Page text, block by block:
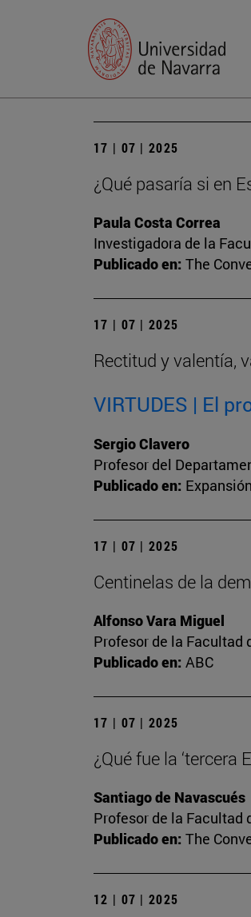
17 | 07 | 2025
¿Qué pasaría si en
Paula Costa Correa
Investigadora de la
Publicado en: The
17 | 07 | 2025
Rectitud y valentía,
VIRTUDES | El
Sergio Clavero
Profesor del
Publicado en: Expansión
17 | 07 | 2025
Centinelas de la
Alfonso Vara Miguel
Profesor de la Facultad
Publicado en: ABC
17 | 07 | 2025
¿Qué fue la ‘tercera
Santiago de Navascués
Profesor de la Facultad
Publicado en: The
12 | 07 | 2025